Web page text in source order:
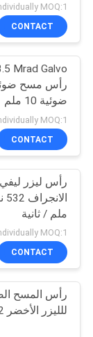
المعمل
مراقبة
الجودة
اتصل
اطلب
اقتباس
خريطة
الموقع
CONTACT
رأس مسح
ضوئية 10 ملم
CONTACT
رأس ليزر
ملم / ثانية
CONTACT
للليزر الأخضر 532 نانومتر